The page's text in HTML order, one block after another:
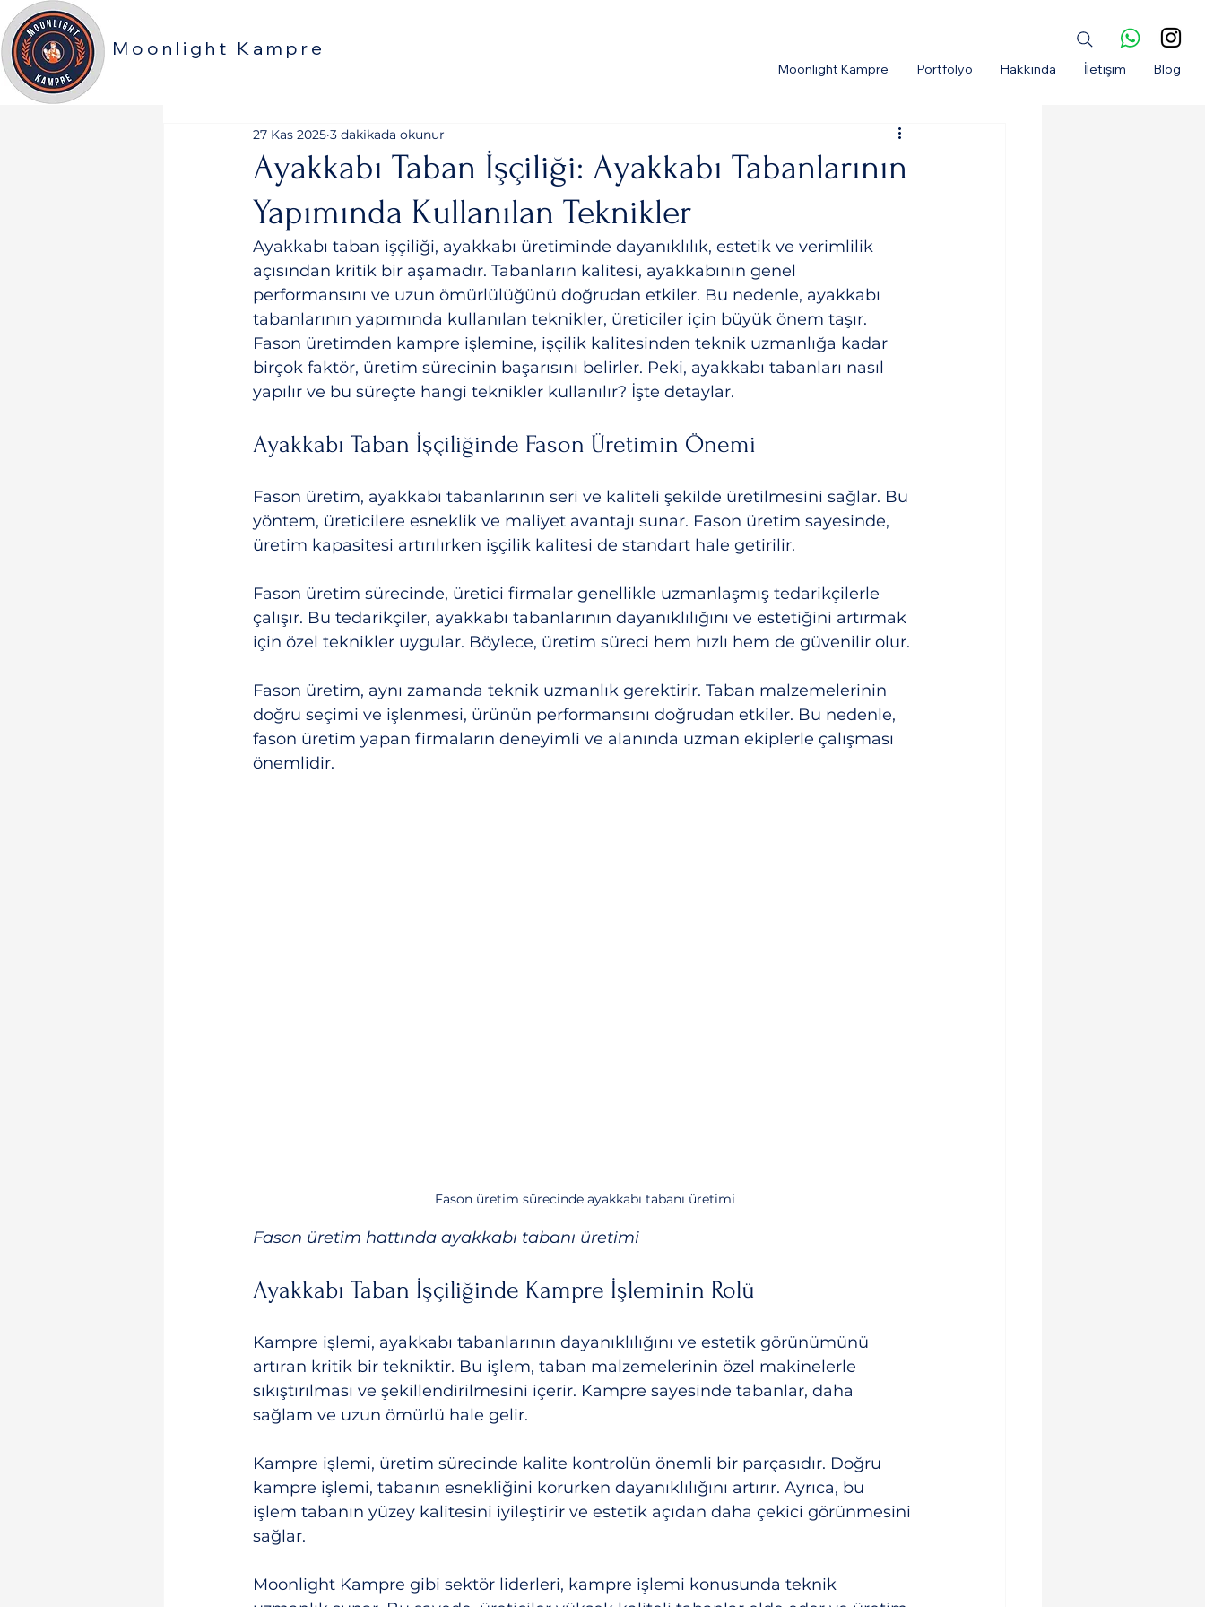
Moonlight Kampre
Moonlight Kampre Portfolyo Hakkında İletişim Blog
Ayakkabı Taban İşçiliği: Ayakkabı Tabanlarının
Yapımında Kullanılan Teknikler
27 Kas 2025 3 dakikada okunur
Ayakkabı taban işçiliği, ayakkabı üretiminde dayanıklılık, estetik ve verimlilik
açısından kritik bir aşamadır. Tabanların kalitesi, ayakkabının genel
performansını ve uzun ömürlülüğünü doğrudan etkiler. Bu nedenle, ayakkabı
tabanlarının yapımında kullanılan teknikler, üreticiler için büyük önem taşır.
Fason üretimden kampre işlemine, işçilik kalitesinden teknik uzmanlığa kadar
birçok faktör, üretim sürecinin başarısını belirler. Peki, ayakkabı tabanları nasıl
yapılır ve bu süreçte hangi teknikler kullanılır? İşte detaylar.
Ayakkabı Taban İşçiliğinde Fason Üretimin Önemi
Fason üretim, ayakkabı tabanlarının seri ve kaliteli şekilde üretilmesini sağlar. Bu
yöntem, üreticilere esneklik ve maliyet avantajı sunar. Fason üretim sayesinde,
üretim kapasitesi artırılırken işçilik kalitesi de standart hale getirilir.
Fason üretim sürecinde, üretici firmalar genellikle uzmanlaşmış tedarikçilerle
çalışır. Bu tedarikçiler, ayakkabı tabanlarının dayanıklılığını ve estetiğini artırmak
için özel teknikler uygular. Böylece, üretim süreci hem hızlı hem de güvenilir olur.
Fason üretim, aynı zamanda teknik uzmanlık gerektirir. Taban malzemelerinin
doğru seçimi ve işlenmesi, ürünün performansını doğrudan etkiler. Bu nedenle,
fason üretim yapan firmaların deneyimli ve alanında uzman ekiplerle çalışması
önemlidir.
Fason üretim sürecinde ayakkabı tabanı üretimi
Fason üretim hattında ayakkabı tabanı üretimi
Ayakkabı Taban İşçiliğinde Kampre İşleminin Rolü
Kampre işlemi, ayakkabı tabanlarının dayanıklılığını ve estetik görünümünü
artıran kritik bir tekniktir. Bu işlem, taban malzemelerinin özel makinelerle
sıkıştırılması ve şekillendirilmesini içerir. Kampre sayesinde tabanlar, daha
sağlam ve uzun ömürlü hale gelir.
Kampre işlemi, üretim sürecinde kalite kontrolün önemli bir parçasıdır. Doğru
kampre işlemi, tabanın esnekliğini korurken dayanıklılığını artırır. Ayrıca, bu
işlem tabanın yüzey kalitesini iyileştirir ve estetik açıdan daha çekici görünmesini
sağlar.
Moonlight Kampre gibi sektör liderleri, kampre işlemi konusunda teknik